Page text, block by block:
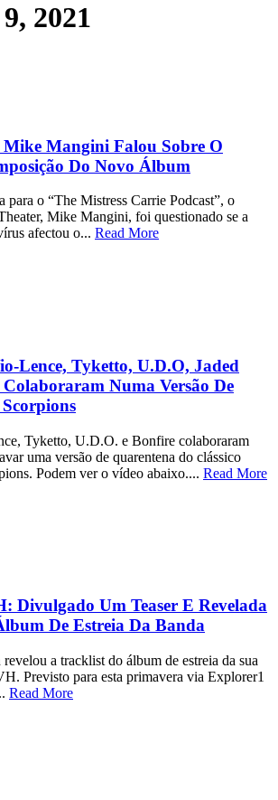
2021
Mangini Falou Sobre O
Do Novo Álbum
para o “The Mistress Carrie Podcast”, o
Mike Mangini, foi questionado se a
afectou o... Read More
Lence, Tyketto, U.D.O, Jaded
Numa Versão De
Tyketto, U.D.O. e Bonfire colaboraram
uma versão de quarentena do clássico
Podem ver o vídeo abaixo.... Read More
Divulgado Um Teaser E Revelada
De Estreia Da Banda
a tracklist do álbum de estreia da sua
Previsto para esta primavera via Explorer1
Read More